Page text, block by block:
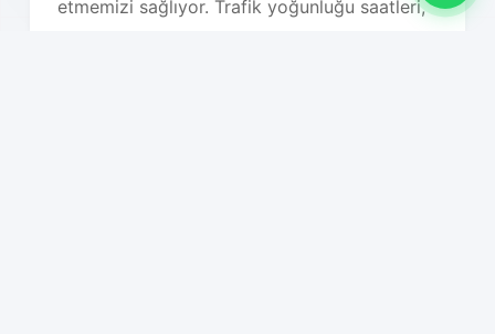
etmemizi sağlıyor. Trafik yoğunluğu saatleri,